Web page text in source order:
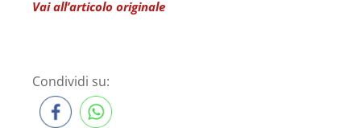
Vai all’articolo originale
Condividi su: